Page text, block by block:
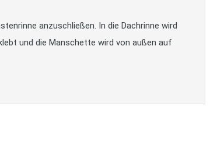
anzuschließen. In die Dachrinne wird
und die Manschette wird von außen auf